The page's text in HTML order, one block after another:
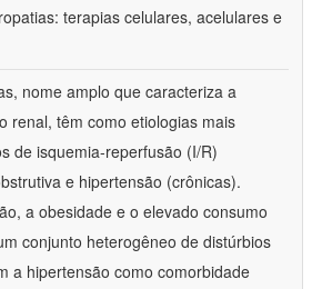
terapias celulares, acelulares e
nome amplo que caracteriza a
renal, têm como etiologias mais
de isquemia-reperfusão (I/R)
e hipertensão (crônicas).
a obesidade e o elevado consumo
conjunto heterogêneo de distúrbios
a hipertensão como comorbidade